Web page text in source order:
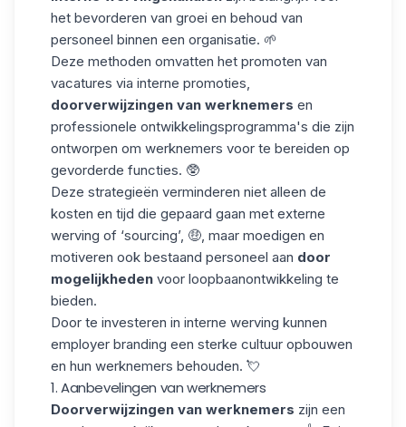
het bevorderen van groei en behoud van
personeel binnen een organisatie. 🌱
Deze methoden omvatten het promoten van
vacatures via interne promoties,
doorverwijzingen van werknemers en
professionele ontwikkelingsprogramma's die zijn
ontworpen om werknemers voor te bereiden op
gevorderde functies. 🥸
Deze strategieën verminderen niet alleen de
kosten en tijd die gepaard gaan met externe
werving of ‘sourcing’, 🤑, maar moedigen en
motiveren ook bestaand personeel aan door
mogelijkheden voor loopbaanontwikkeling te
bieden.
Door te investeren in interne werving kunnen
employer branding een sterke cultuur opbouwen
en hun werknemers behouden. 💘
1. Aanbevelingen van werknemers
Doorverwijzingen van werknemers zijn een